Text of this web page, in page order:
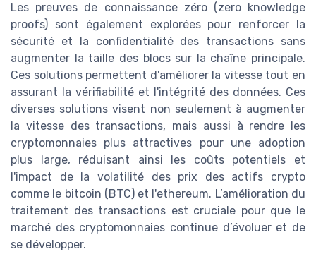
Les preuves de connaissance zéro (zero knowledge
proofs) sont également explorées pour renforcer la
sécurité et la confidentialité des transactions sans
augmenter la taille des blocs sur la chaîne principale.
Ces solutions permettent d'améliorer la vitesse tout en
assurant la vérifiabilité et l'intégrité des données. Ces
diverses solutions visent non seulement à augmenter
la vitesse des transactions, mais aussi à rendre les
cryptomonnaies plus attractives pour une adoption
plus large, réduisant ainsi les coûts potentiels et
l'impact de la volatilité des prix des actifs crypto
comme le bitcoin (BTC) et l'ethereum. L’amélioration du
traitement des transactions est cruciale pour que le
marché des cryptomonnaies continue d’évoluer et de
se développer.